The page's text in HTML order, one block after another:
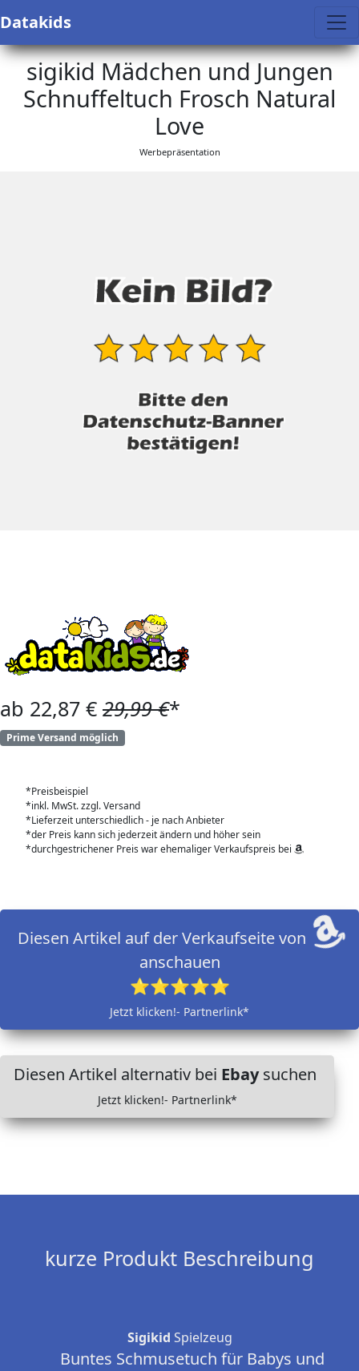
Datakids
sigikid Mädchen und Jungen
Schnuffeltuch Frosch Natural
Love
Werbepräsentation
ab 22,87 € 29,99 €*
Prime Versand möglich
*Preisbeispiel
*inkl. MwSt. zzgl. Versand
*Lieferzeit unterschiedlich - je nach Anbieter
*der Preis kann sich jederzeit ändern und höher sein
*durchgestrichener Preis war ehemaliger Verkaufspreis bei
Diesen Artikel auf der Verkaufseite von
anschauen
⭐⭐⭐⭐⭐
Jetzt klicken!- Partnerlink*
Diesen Artikel alternativ bei Ebaysuchen
Jetzt klicken!- Partnerlink*
kurze Produkt Beschreibung
Sigikid Spielzeug
Buntes Schmusetuch für Babys und